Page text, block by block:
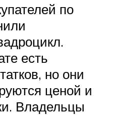
по
есть
но они
ценой и
Владельцы